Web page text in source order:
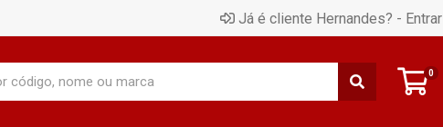
Já é cliente Hernandes? - Entrar
0